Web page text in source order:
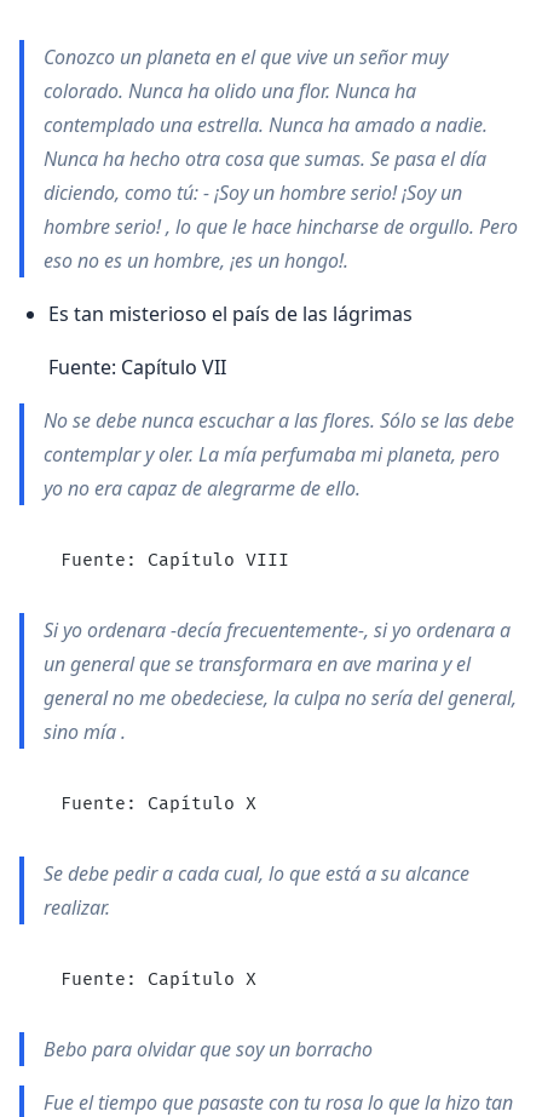
Conozco un planeta en el que vive un señor muy
colorado. Nunca ha olido una flor. Nunca ha
contemplado una estrella. Nunca ha amado a nadie.
Nunca ha hecho otra cosa que sumas. Se pasa el dí­a
diciendo, como tú: - ¡Soy un hombre serio! ¡Soy un
hombre serio! , lo que le hace hincharse de orgullo. Pero
eso no es un hombre, ¡es un hongo!.
Es tan misterioso el paí­s de las lágrimas
Fuente: Capí­tulo VII
No se debe nunca escuchar a las flores. Sólo se las debe
contemplar y oler. La mí­a perfumaba mi planeta, pero
yo no era capaz de alegrarme de ello.
  Fuente: Capí­tulo VIII
Si yo ordenara -decí­a frecuentemente-, si yo ordenara a
un general que se transformara en ave marina y el
general no me obedeciese, la culpa no serí­a del general,
sino mí­a .
  Fuente: Capí­tulo X
Se debe pedir a cada cual, lo que está a su alcance
realizar.
  Fuente: Capí­tulo X
Bebo para olvidar que soy un borracho
Fue el tiempo que pasaste con tu rosa lo que la hizo tan